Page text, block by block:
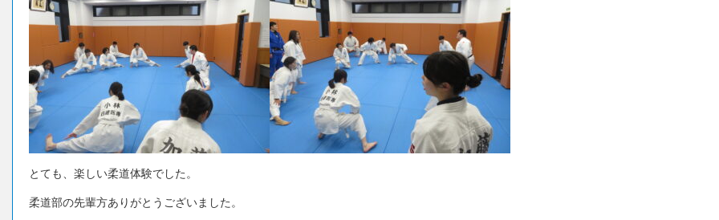
とても、楽しい柔道体験でした。
柔道部の先輩方ありがとうございました。